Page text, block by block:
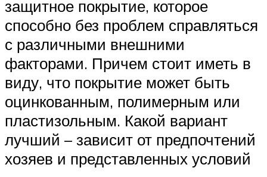
защитное покрытие, которое
способно без проблем справляться
с различными внешними
факторами. Причем стоит иметь в
виду, что покрытие может быть
оцинкованным, полимерным или
пластизольным. Какой вариант
лучший – зависит от предпочтений
хозяев и представленных условий